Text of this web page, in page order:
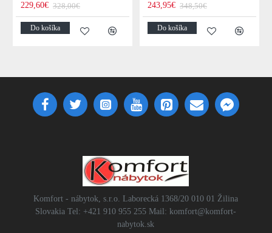
229,60€ 328,00€
Do košíka
243,95€ 348,50€
Do košíka
Komfort - nábytok, s.r.o. Laborecká 1368/20 010 01 Žilina
Slovakia Tel: +421 910 955 255 Mail: komfort@komfort-
nabytok.sk